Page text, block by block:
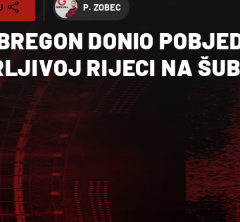
P. ZOBEC
DONIO
RIJECI NA